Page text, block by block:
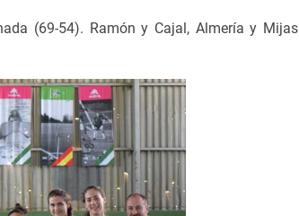
(69-54). Ramón y Cajal, Almería y Mijas